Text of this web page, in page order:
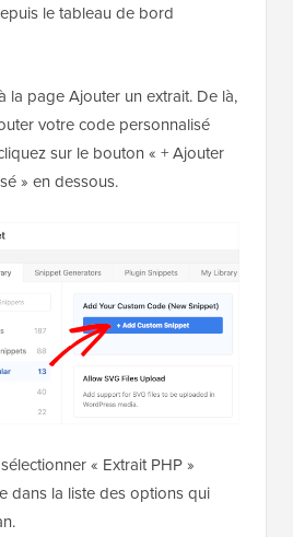
le tableau de bord
la page Ajouter un extrait. De là,
votre code personnalisé
sur le bouton « + Ajouter
» en dessous.
« Extrait PHP »
dans la liste des options qui